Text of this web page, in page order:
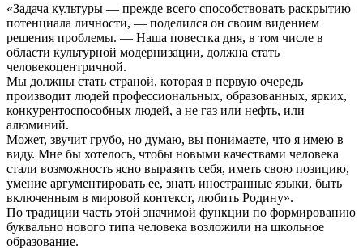
«Задача культуры — прежде всего способствовать раскрытию
потенциала личности, — поделился он своим видением
решения проблемы. — Наша повестка дня, в том числе в
области культурной модернизации, должна стать
человекоцентричной.
Мы должны стать страной, которая в первую очередь
производит людей профессиональных, образованных, ярких,
конкурентоспособных людей, а не газ или нефть, или
алюминий.
Может, звучит грубо, но думаю, вы понимаете, что я имею в
виду. Мне бы хотелось, чтобы новыми качествами человека
стали возможность ясно выразить себя, иметь свою позицию,
умение аргументировать ее, знать иностранные языки, быть
включенным в мировой контекст, любить Родину».
По традиции часть этой значимой функции по формированию
буквально нового типа человека возложили на школьное
образование.